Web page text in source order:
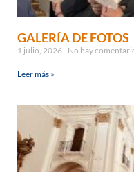
GALERÍA DE FOTOS
1 julio, 2026 No hay
Leer más »